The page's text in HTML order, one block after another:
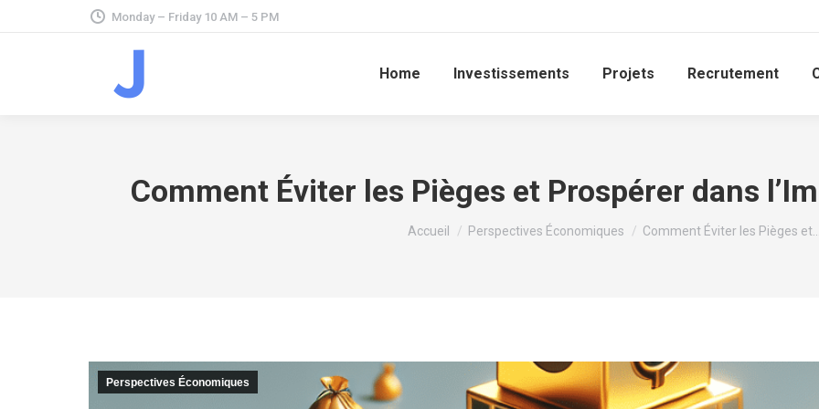
Monday – Friday 10 AM – 5 PM
Home Investissements Projets Recrutement
Comment Éviter les Pièges et Prospérer dans
Vous êtes ici :
Accueil Perspectives Économiques Comment Éviter les Pièges et…
Perspectives Économiques